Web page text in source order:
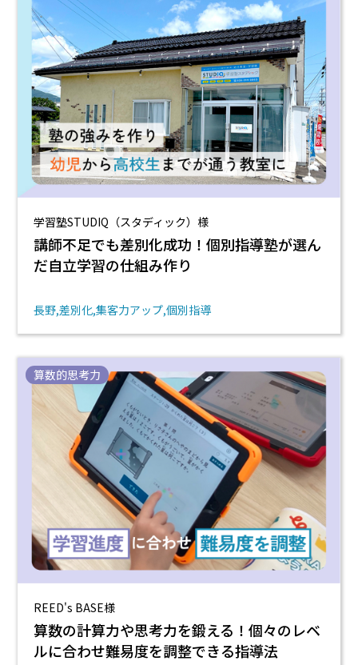
学習塾STUDIQ（スタディック）様
講師不足でも差別化成功！個別指導塾が選ん
だ自立学習の仕組み作り
長野 差別化 集客力アップ 個別指導
算数的思考力
REED's BASE様
算数の計算力や思考力を鍛える！個々のレベ
ルに合わせ難易度を調整できる指導法